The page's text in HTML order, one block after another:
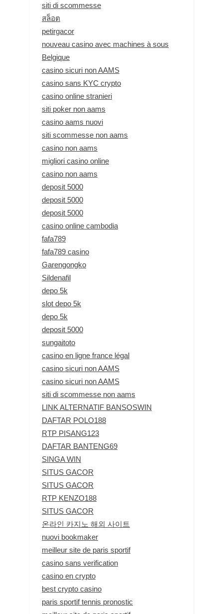
siti di scommesse
สล็อต
petirgacor
nouveau casino avec machines à sous
Belgique
casino sicuri non AAMS
casino sans KYC crypto
casino online stranieri
siti poker non aams
casino aams nuovi
siti scommesse non aams
casino non aams
migliori casino online
casino non aams
deposit 5000
deposit 5000
deposit 5000
casino online cambodia
fafa789
fafa789 casino
Garengongko
Sildenafil
depo 5k
slot depo 5k
depo 5k
deposit 5000
sungaitoto
casino en ligne france légal
casino sicuri non AAMS
casino sicuri non AAMS
siti di scommesse non aams
LINK ALTERNATIF BANSOSWIN
DAFTAR POLO188
RTP PISANG123
DAFTAR BANTENG69
SINGA WIN
SITUS GACOR
SITUS GACOR
RTP KENZO188
SITUS GACOR
온라인 카지노 해외 사이트
nuovi bookmaker
meilleur site de paris sportif
casino sans verification
casino en crypto
best crypto casino
paris sportif tennis pronostic